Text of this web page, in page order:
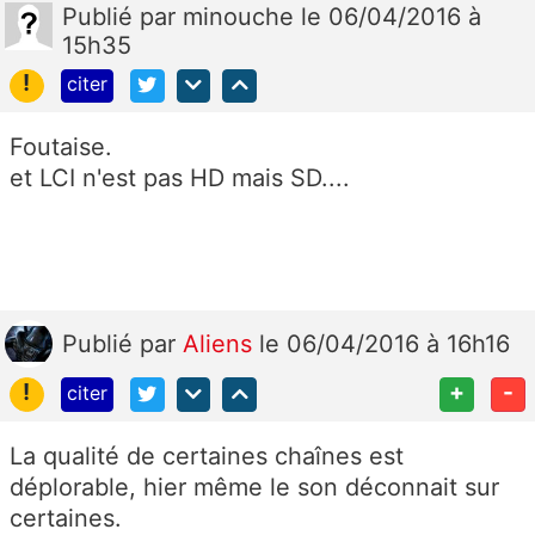
Publié par minouche le 06/04/2016 à
15h35
!
citer
Foutaise.
et LCI n'est pas HD mais SD....
Publié par Aliens le 06/04/2016 à 16h16
!
citer + -
La qualité de certaines chaînes est
déplorable, hier même le son déconnait sur
certaines.